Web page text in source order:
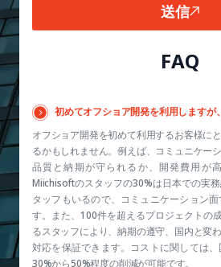
送信
FAQ
初めてオフショア開発を利用しますが
オフショア開発を初めて利用するお客様に
るかもしれません。例えば、コミュニケー
品質と納期が守られるか、開発費用が
Miichisoftのスタッフの30%は日本での実
タッフもいるので、コミュニケーション
す。また、100件を超えるプロジェクトの
るスタッフにより、納期の遵守、国内と変
対応を保証できます。コストに関しては、
30%から50%程度の削減が可能です。